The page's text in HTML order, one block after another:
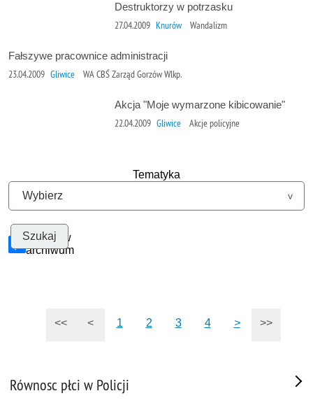
Destruktorzy w potrzasku
27.04.2009 Knurów Wandalizm
Fałszywe pracownice administracji
23.04.2009 Gliwice WA CBŚ Zarząd Gorzów Wlkp.
Akcja "Moje wymarzone kibicowanie"
22.04.2009 Gliwice Akcje policyjne
Tematyka
Szukaj w
archiwum
<< < 1 2 3 4 > >>
Równosc płci w Policji